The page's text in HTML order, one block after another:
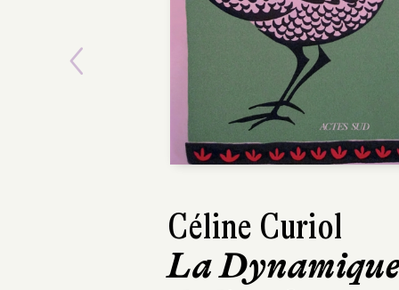
Céline Curiol
La
Previous